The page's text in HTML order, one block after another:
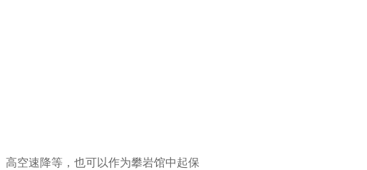
空速降等，也可以作为攀岩馆中起保